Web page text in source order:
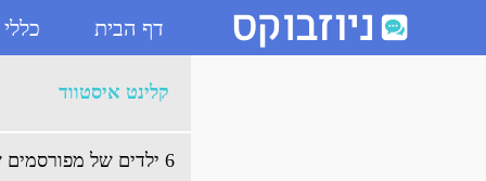
דף הבית כלליארכיון קלינט איסטווד -
קלינט איסטווד
6 ילדים של מפורסמים שממש דומים להורים שלהם